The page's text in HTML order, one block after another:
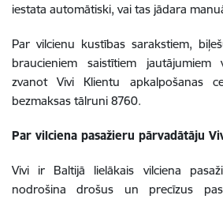
iestata automātiski, vai tas jādara
Par vilcienu kustības sarakstiem,
braucieniem saistītiem
zvanot Vivi Klientu apkalpošanas
bezmaksas tālruni 8760.
Par vilciena pasažieru pārvadātāju
Vivi ir Baltijā lielākais vilciena
nodrošina drošus un precīzus